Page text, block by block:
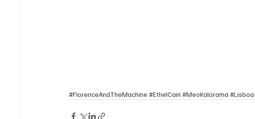
#FlorenceAndTheMachine #EthelCain #MeoKalorama #Lisboa